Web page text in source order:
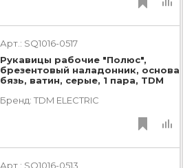
Арт.: SQ1016-0517
Рукавицы рабочие "Полюс",
брезентовый наладонник, основа
бязь, ватин, серые, 1 пара, TDM
Бренд: TDM ЕLECTRIC
Арт.: SQ1016-0513